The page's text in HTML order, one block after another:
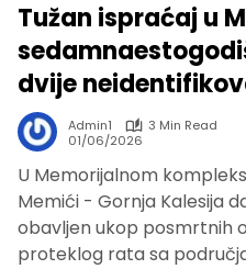
Tužan ispraćaj u
dvije
Admin1
3 Min Read
01/06/2026
U Memorijalnom
Memići - Gornja Kalesija
obavljen ukop posmrtnih
proteklog rata sa